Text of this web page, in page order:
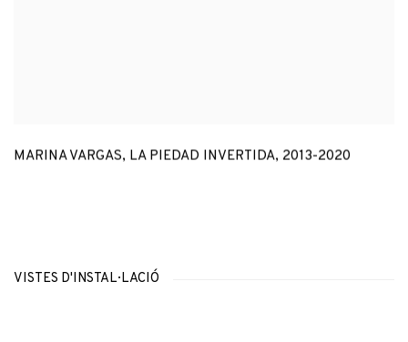
MARINA VARGAS, LA PIEDAD INVERTIDA, 2013-2020
VISTES D'INSTAL·LACIÓ